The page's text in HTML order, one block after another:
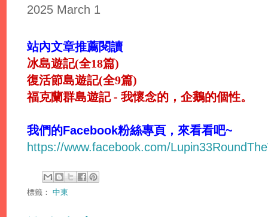
2025 March 1
站內文章推薦閱讀
冰島遊記(全18篇)
復活節島遊記(全9篇)
福克蘭群島遊記 - 我懷念的，企鵝的個性。
我們的Facebook粉絲專頁，來看看吧~
https://www.facebook.com/
標籤： 中東